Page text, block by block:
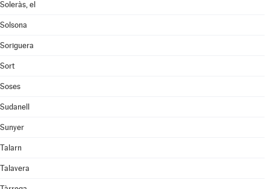
Soleràs, el
Solsona
Soriguera
Sort
Soses
Sudanell
Sunyer
Talarn
Talavera